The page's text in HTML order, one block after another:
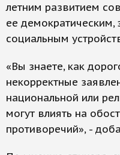
летним развитием
ее демократическим,
социальным
«Вы знаете, как
некорректные
национальной или
могут влиять на
противоречий», -